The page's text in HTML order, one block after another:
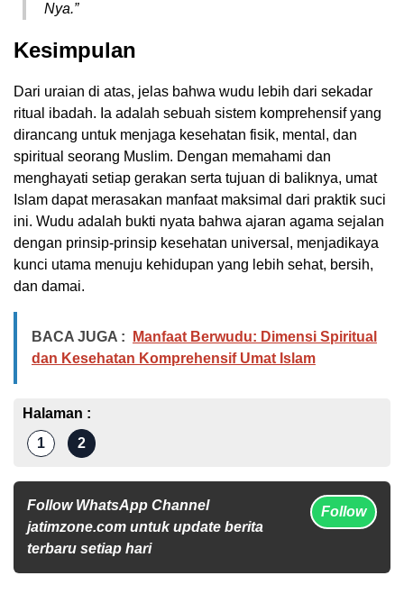
Nya.”
Kesimpulan
Dari uraian di atas, jelas bahwa wudu lebih dari sekadar
ritual ibadah. Ia adalah sebuah sistem komprehensif yang
dirancang untuk menjaga kesehatan fisik, mental, dan
spiritual seorang Muslim. Dengan memahami dan
menghayati setiap gerakan serta tujuan di baliknya, umat
Islam dapat merasakan manfaat maksimal dari praktik suci
ini. Wudu adalah bukti nyata bahwa ajaran agama sejalan
dengan prinsip-prinsip kesehatan universal, menjadikaya
kunci utama menuju kehidupan yang lebih sehat, bersih,
dan damai.
BACA JUGA :
Manfaat Berwudu: Dimensi Spiritual
dan Kesehatan Komprehensif Umat Islam
Halaman :
1
2
Follow WhatsApp Channel
jatimzone.com untuk update berita
terbaru setiap hari
Follow